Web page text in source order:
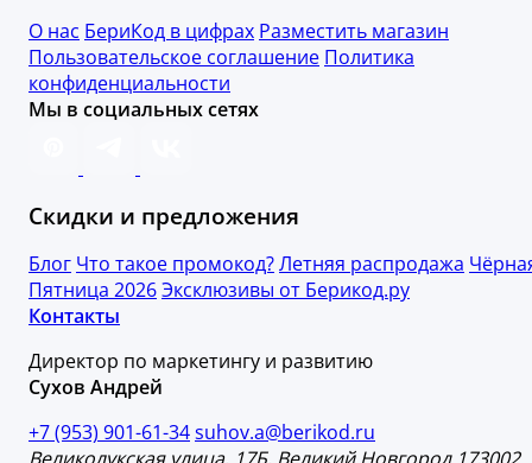
О нас БериКод в цифрах Разместить магазин
Пользовательское соглашение Политика
конфиденциальности
Мы в социальных сетях
Скидки и предложения
Блог Что такое промокод?Летняя распродажа
Пятница 2026Эксклюзивы от Берикод.ру
Контакты
Директор по маркетингу и развитию
Сухов Андрей
+7 (953) 901-61-34suhov.a@berikod.ru